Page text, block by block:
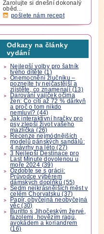
Zarolujte si dnešní dokonalý
oběd...
pošlete nám recept
Odkazy na články
vydání
Nejlepší volby pro šatník
tvého dítěte (1)
Onemocnění žlučníku –
poznejte ty nejčastější a
zjistěte, co znamenají (13)
Darování vajíček očima
žen: Co cítí až 72 % dárkyň
a proč o tom nikdo
nemluví? (44)
Jak interaktivní hračky pro
psy zlepší život vašeho
mazlíčka (26)
Recenze nejmódnějších
modelů pánských sandálů:
4 návrhy na léto (27)
3 Nejlepší Destinace pro
Last Minute dovolenou u
moře 2024 (39)
Ozdobte se s grácii:
Průvodce výběrem
dámských doplňků (55)
Sedm nejkrásnějších měst v
celém Chorvatsku (37)
Papír, obyčejná neobyčejná
věc (30)
Buritto s Jihočeským žervé,
fazolemi, hovězím ragú,
avokádem a koriandrem
(16)